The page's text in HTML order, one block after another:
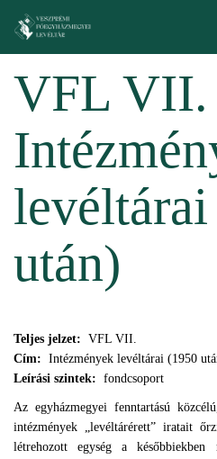
VFL VII.
után)
Teljes jelzet: VFL VII.
Cím: Intézmények levéltárai (1950
Leírási szintek: fondcsoport
Az egyházmegyei fenntartású
intézmények „levéltárérett” iratait
létrehozott egység a